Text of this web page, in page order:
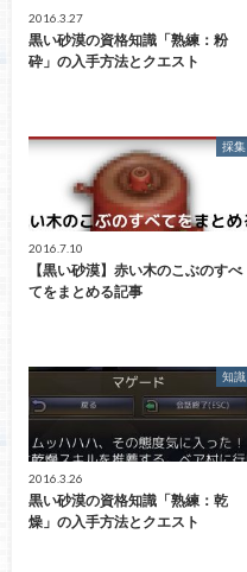
2016.3.27
黒い砂漠の資格知識「熟練：粉
砕」の入手方法とクエスト
採集
2016.7.10
【黒い砂漠】赤い木のこぶのすべ
てをまとめる記事
知識
2016.3.26
黒い砂漠の資格知識「熟練：乾
燥」の入手方法とクエスト